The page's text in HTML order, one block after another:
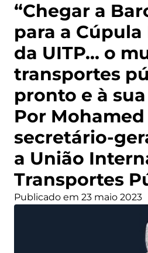
“Chegar a
para a
da UITP… o
transportes
pronto e à sua
Por
secretário-
a União
Transportes
Publicado em 23 maio 2023